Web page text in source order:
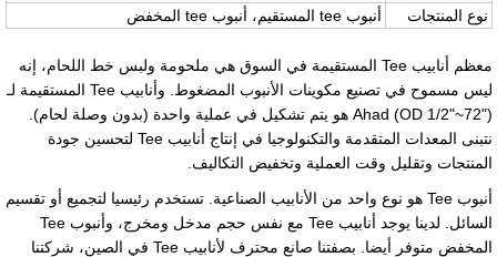
نوع المنتجات
أنبوب tee المستقيم، أنبوب tee المخفض
معظم أنابيب Tee المستقيمة في السوق هي ملحومة ولبس خط اللحام، إنه
ليس مسموح في تصنيع مكوينات الأنبوب المضغوط. وأنابيب Tee المستقيمة لـ
Ahad (OD 1/2"~72") هو يتم تشكيل في عملية واحدة (بدون وصلة لحام).
نتبنى المعدات المتقدمة والتكنولوجيا في إنتاج أنابيب Tee لتحسين جودة
المنتجات وتقليل وقت العملية وتخفيض التكاليف.
أنبوب Tee هو نوع واحد من الأنابيب الصناعية. تستخدم رئيسيا لتجميع أو تقسيم
السائل. لدينا يوجد أنابيب Tee مع نفس حجم مدخل ومخرج، وأنبوب Tee
المخفض متوفر أيضا. بصفتنا صانع محترف لأنابيب Tee في الصين، شركتنا